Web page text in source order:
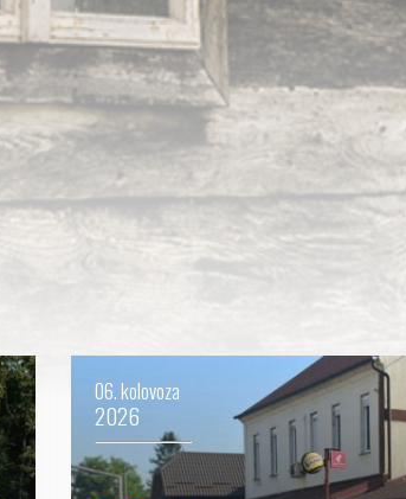
06. kolovoza
2026